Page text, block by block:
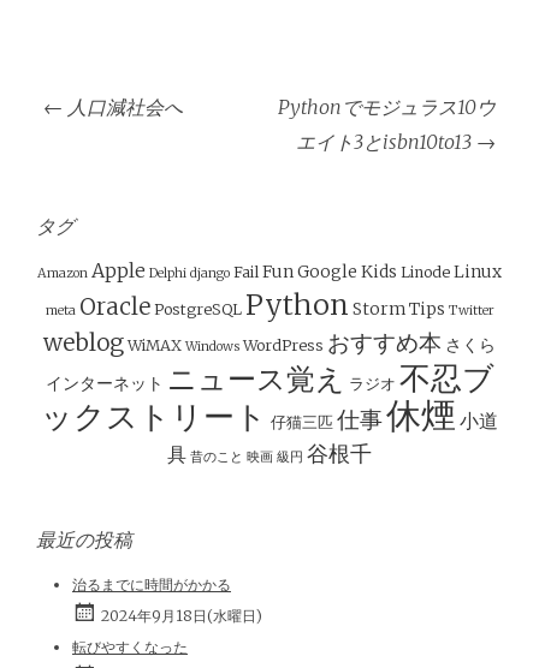
投
稿
ビ
ゲ
ー
シ
ョ
ン
← 人口減社会へ
Pythonでモジュラス10ウ
エイト3とisbn10to13 →
タグ
Amazon Apple Delphi django Fail FunGoogle Kids Linode Linux
meta Oracle PostgreSQL Python StormTips Twitter
weblog WiMAX Windows WordPress おすすめ本 さくら
インターネット ニュース覚え ラジオ 不忍ブ
ックストリート
仔猫三匹 仕事休煙 小道
具 昔のこと 映画 級円 谷根千
最近の投稿
治るまでに時間がかかる
2024年9月18日(水曜日)
転びやすくなった